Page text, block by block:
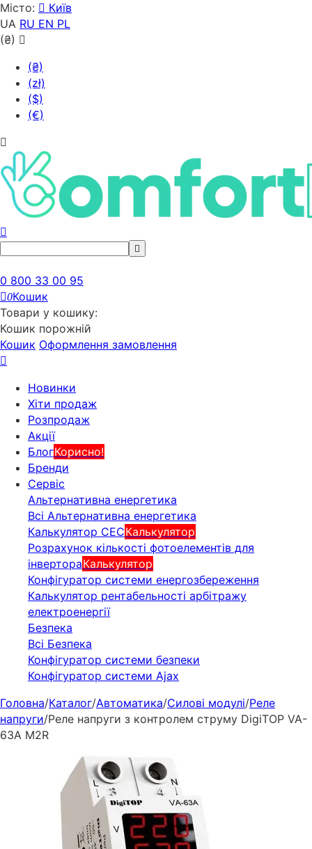
Місто:
Київ
UA RU EN PL
(₴)
(₴)
(zł)
($)
(€)
0 800 33 00 95
0Кошик
Товари у кошику:
Кошик порожній
Кошик Оформлення замовлення
Новинки
Хіти продаж
Розпродаж
Акції
БлогКорисно!
Бренди
Сервіс
Альтернативна енергетика
Всі Альтернативна енергетика
Калькулятор СЕСКалькулятор
Розрахунок кількості фотоелементів для
інвертораКалькулятор
Конфігуратор системи енергозбереження
Калькулятор рентабельності арбітражу
електроенергії
Безпека
Всі Безпека
Конфігуратор системи безпеки
Конфігуратор системи Ajax
Головна/Каталог/Автоматика/Силові модулі/Реле
напруги/Реле напруги з контролем струму DigiTOP VA-
63A M2R